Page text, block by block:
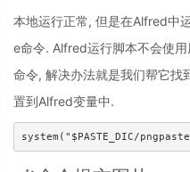
本地运行正常, 但是在Alfred中
e命令. Alfred运行脚本不会使
命令, 解决办法就是我们帮它找
置到Alfred变量中.